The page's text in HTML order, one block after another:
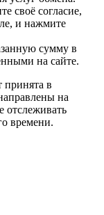
своё согласие,
и нажмите
сумму в
на сайте.
принята в
на
отслеживать
времени.